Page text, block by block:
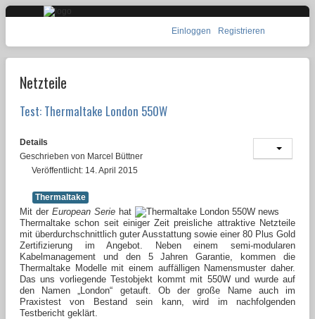
Einloggen Registrieren
Netzteile
Test: Thermaltake London 550W
Details
Geschrieben von Marcel Büttner
Veröffentlicht: 14. April 2015
Thermaltake
Mit der European Serie hat
Thermaltake schon seit einiger Zeit preisliche attraktive Netzteile
mit überdurchschnittlich guter Ausstattung sowie einer 80 Plus Gold
Zertifizierung im Angebot. Neben einem semi-modularen
Kabelmanagement und den 5 Jahren Garantie, kommen die
Thermaltake Modelle mit einem auffälligen Namensmuster daher.
Das uns vorliegende Testobjekt kommt mit 550W und wurde auf
den Namen „London“ getauft. Ob der große Name auch im
Praxistest von Bestand sein kann, wird im nachfolgenden
Testbericht geklärt.